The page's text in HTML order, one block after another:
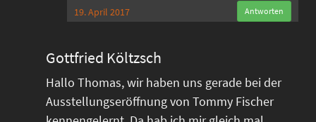
19. April 2017 Antworten
Gottfried Költzsch
Hallo Thomas, wir haben uns gerade bei der
Ausstellungseröffnung von Tommy Fischer